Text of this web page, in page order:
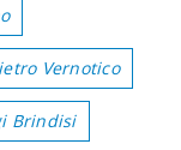
Vernotico
Brindisi